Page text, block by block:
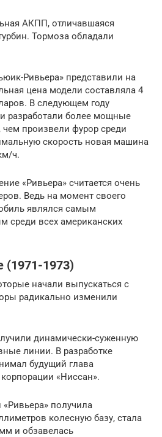
АКПП, отличавшаяся
Тормоза обладали
Ривьера» представили на
цена модели составляла 4
В следующем году
разработали более мощные
произвели фурор среди
скорость новая машина
ч.
«Ривьера» считается очень
Ведь на момент своего
являлся самым
среди всех американских
(1971-1973)
начали выпускаться с
радикально изменили
динамически-суженную
линии. В разработке
будущий глава
«Ниссан».
«Ривьера» получила
колесную базу, стала
и обзавелась